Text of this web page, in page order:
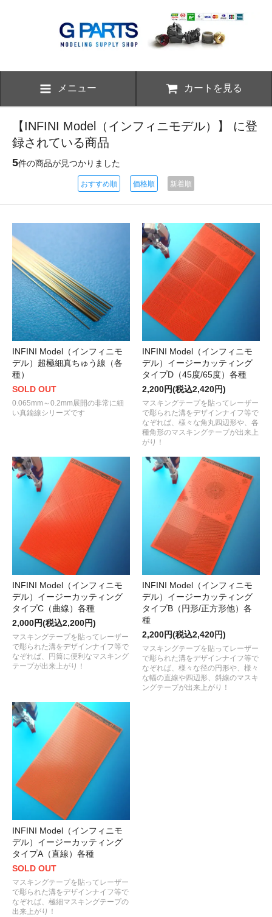
メニュー カートを見る
【INFINI Model（インフィニモデル）】 に登
録されている商品
5件の商品が見つかりました
おすすめ順 価格順 新着順
INFINI Model（インフィニモ
デル）超極細真ちゅう線（各
種）
SOLD OUT
0.065mm～0.2mm展開の非常に細
い真鍮線シリーズです
INFINI Model（インフィニモ
デル）イージーカッティング
タイプD（45度/65度）各種
2,200円(税込2,420円)
マスキングテープを貼ってレーザー
で彫られた溝をデザインナイフ等で
なぞれば、様々な角丸四辺形や、各
種角形のマスキングテープが出来上
がり！
INFINI Model（インフィニモ
デル）イージーカッティング
タイプC（曲線）各種
2,000円(税込2,200円)
マスキングテープを貼ってレーザー
で彫られた溝をデザインナイフ等で
なぞれば、円筒に便利なマスキング
テープが出来上がり！
INFINI Model（インフィニモ
デル）イージーカッティング
タイプB（円形/正方形他）各
種
2,200円(税込2,420円)
マスキングテープを貼ってレーザー
で彫られた溝をデザインナイフ等で
なぞれば、様々な径の円形や、様々
な幅の直線や四辺形、斜線のマスキ
ングテープが出来上がり！
INFINI Model（インフィニモ
デル）イージーカッティング
タイプA（直線）各種
SOLD OUT
マスキングテープを貼ってレーザー
で彫られた溝をデザインナイフ等で
なぞれば、極細マスキングテープの
出来上がり！